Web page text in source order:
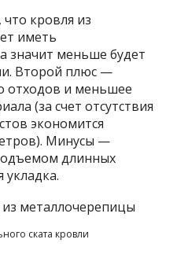
кровля из
иметь
значит меньше будет
Второй плюс —
отходов и меньшее
(за счет отсутствия
экономится
Минусы —
длинных
укладка.
ската кровли